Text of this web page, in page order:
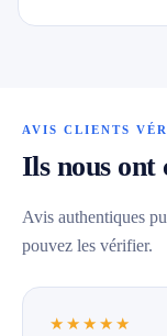
AVIS CLIENTS
Ils nous ont
Avis authentiques
pouvez les vérifier.
★★★★★